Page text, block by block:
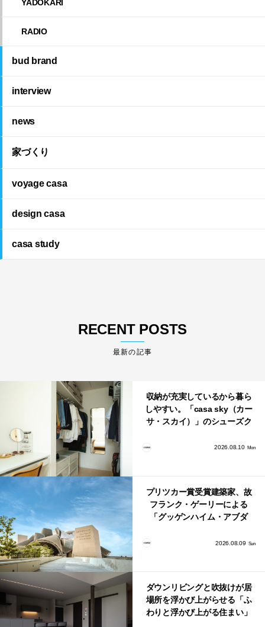
YADOKARI
RADIO
bud brand
interview
news
家づくり
voyage casa
design casa
casa study
RECENT POSTS
最新の記事
収納が充実しているから暮ら
しやすい。「casa sky（カー
サ・スカイ）」のシューズク
ゼット活用術2026.08.10 Mon
プリツカー賞受賞建築家、故
フランク・ゲーリーによる
「グッゲンハイム・アブダ
2026.08.09 Sun
ダウンリビングと吹抜けが居
場所を浮かび上がらせる「ふ
わりと浮かび上がる住まい」